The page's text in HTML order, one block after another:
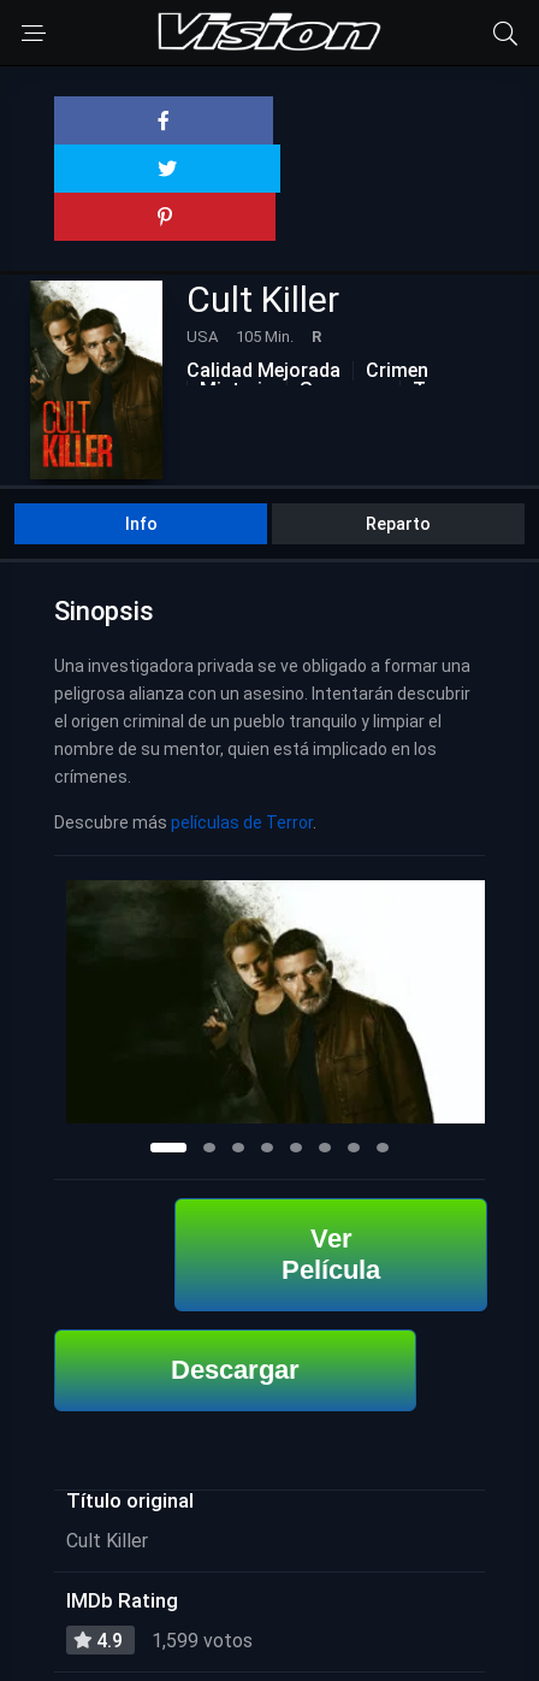
Cult Killer
USA 105 Min. R
Calidad Mejorada
Crimen
Misterio
Suspenso Terror
Info Reparto
Sinopsis
Una investigadora privada se ve obligado a formar una
peligrosa alianza con un asesino. Intentarán descubrir
el origen criminal de un pueblo tranquilo y limpiar el
nombre de su mentor, quien está implicado en los
crímenes.
Descubre más películas de Terror.
Ver
Película
Descargar
Título original
Cult Killer
IMDb Rating
4.9 1,599 votos